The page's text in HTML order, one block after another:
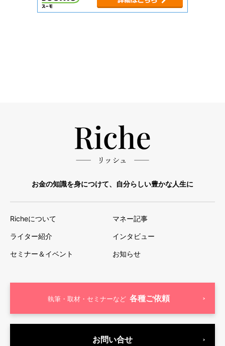
お金の知識を身につけて、自分らしい豊かな人生に
Richeについて マネー記事
ライター紹介 インタビュー
セミナー＆イベント お知らせ
執筆・取材・セミナーなど 各種ご依頼
お問い合せ